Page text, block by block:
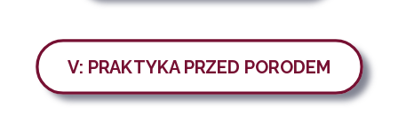
V: PRAKTYKA PRZED PORODEM